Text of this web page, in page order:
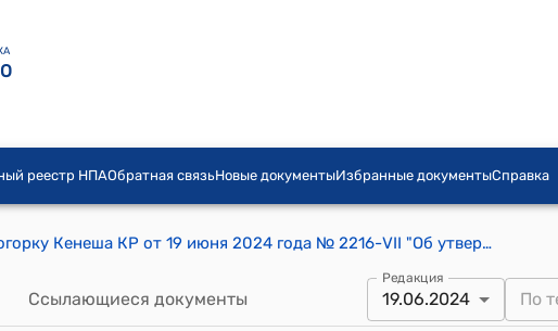
реестр НПАОбратная связьНовые документыИзбранные документыСправка
Постановление Жогорку Кенеша КР от 19 июня 2024 года № 2216-VII "Об утверждении Кодекса депутатской этики"
Ссылающиеся документы
Редакция
19.06.2024